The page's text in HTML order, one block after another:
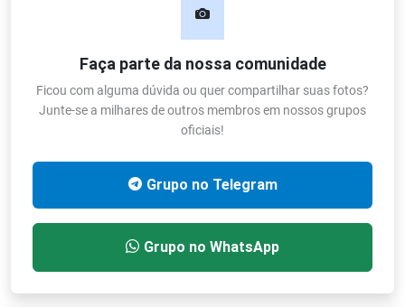
Faça parte da nossa comunidade
Ficou com alguma dúvida ou quer compartilhar suas fotos?
Junte-se a milhares de outros membros em nossos grupos
oficiais!
Grupo no Telegram
Grupo no WhatsApp